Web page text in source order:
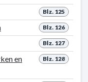
Blz. 125
Blz. 126
Blz. 127
Blz. 128
en